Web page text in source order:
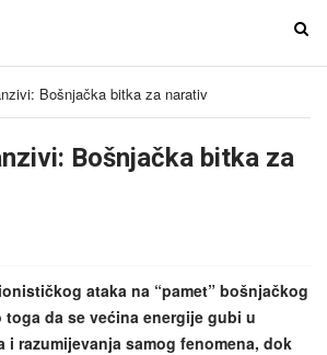
T
g
Bošnjačka bitka za narativ
Bošnjačka bitka za
ataka na “pamet” bošnjačkog
da se većina energije gubi u
razumijevanja samog fenomena, dok